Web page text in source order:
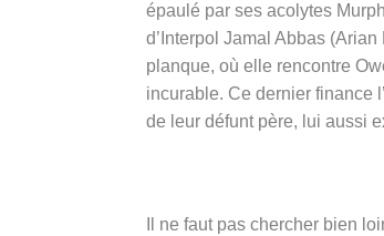
épaulé par ses acolytes
d’Interpol Jamal Abbas
planque, où elle rencontre
incurable. Ce dernier finance
de leur défunt père, lui aussi
Il ne faut pas chercher bien